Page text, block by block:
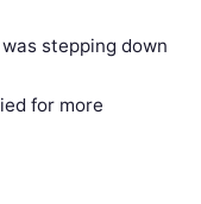
stepping down
for more